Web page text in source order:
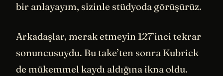
bir anlayayım, sizinle stüdyoda görüşürüz.
Arkadaşlar, merak etmeyin 127’inci tekrar
sonuncusuydu. Bu take’ten sonra Kubrick
de mükemmel kaydı aldığına ikna oldu.